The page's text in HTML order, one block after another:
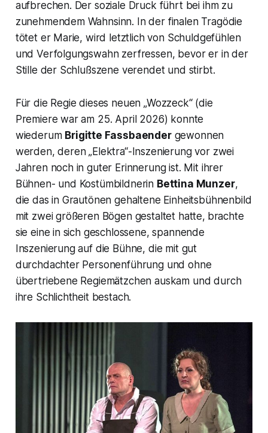
aufbrechen. Der soziale Druck führt bei ihm zu
zunehmendem Wahnsinn. In der finalen Tragödie
tötet er Marie, wird letztlich von Schuldgefühlen
und Verfolgungswahn zerfressen, bevor er in der
Stille der Schlußszene verendet und stirbt.
Für die Regie dieses neuen „Wozzeck“ (die
Premiere war am 25. April 2026) konnte
wiederum Brigitte Fassbaendergewonnen
werden, deren „Elektra“-Inszenierung vor zwei
Jahren noch in guter Erinnerung ist. Mit ihrer
Bühnen- und Kostümbildnerin Bettina Munzer,
die das in Grautönen gehaltene Einheitsbühnenbild
mit zwei größeren Bögen gestaltet hatte, brachte
sie eine in sich geschlossene, spannende
Inszenierung auf die Bühne, die mit gut
durchdachter Personenführung und ohne
übertriebene Regiemätzchen auskam und durch
ihre Schlichtheit bestach.